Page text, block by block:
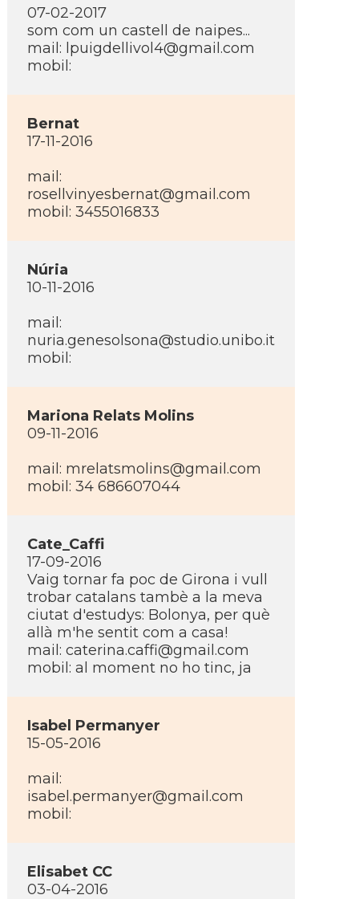
07-02-2017
som com un castell de naipes...
mail: lpuigdellivol4@gmail.com
mobil:
Bernat
17-11-2016
mail:
rosellvinyesbernat@gmail.com
mobil: 3455016833
Núria
10-11-2016
mail:
nuria.genesolsona@studio.unibo.it
mobil:
Mariona Relats Molins
09-11-2016
mail: mrelatsmolins@gmail.com
mobil: 34 686607044
Cate_Caffi
17-09-2016
Vaig tornar fa poc de Girona i vull
trobar catalans tambè a la meva
ciutat d'estudys: Bolonya, per què
allà m'he sentit com a casa!
mail: caterina.caffi@gmail.com
mobil: al moment no ho tinc, ja
Isabel Permanyer
15-05-2016
mail:
isabel.permanyer@gmail.com
mobil:
Elisabet CC
03-04-2016